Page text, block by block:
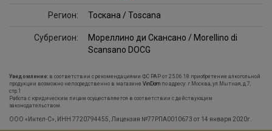
Регион: Тоскана / Toscana
Субрегион:
Мореллино ди Скансано / Morellino di
Scansano DOCG
Уведомление: в соответствии с рекомендациями ФС РАР от 25.06.18 приобретение алкогольной
продукции возможно непосредственно в магазине VinDom по адресу: г.Москва, ул.Мытная, д.7,
стр.1
Работа с юридическим лицам осуществляется в соответствии с действующим
законодательством.
ООО «Интел-С», ИНН 7720794455, Лицензия №77РПА0010673 от 14 января 2020г.